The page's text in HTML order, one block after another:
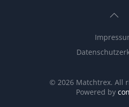
© 2026Matchtrex. All
Powered by